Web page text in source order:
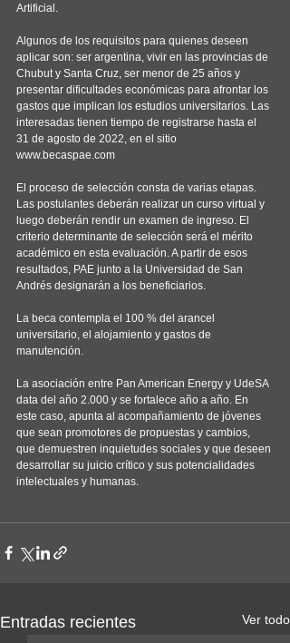
Artificial.
Algunos de los requisitos para quienes deseen
aplicar son: ser argentina, vivir en las provincias de
Chubut y Santa Cruz, ser menor de 25 años y
presentar dificultades económicas para afrontar los
gastos que implican los estudios universitarios. Las
interesadas tienen tiempo de registrarse hasta el
31 de agosto de 2022, en el sitio
www.becaspae.com
El proceso de selección consta de varias etapas.
Las postulantes deberán realizar un curso virtual y
luego deberán rendir un examen de ingreso. El
criterio determinante de selección será el mérito
académico en esta evaluación. A partir de esos
resultados, PAE junto a la Universidad de San
Andrés designarán a los beneficiarios.
La beca contempla el 100 % del arancel
universitario, el alojamiento y gastos de
manutención.
La asociación entre Pan American Energy y UdeSA
data del año 2.000 y se fortalece año a año. En
este caso, apunta al acompañamiento de jóvenes
que sean promotores de propuestas y cambios,
que demuestren inquietudes sociales y que deseen
desarrollar su juicio crítico y sus potencialidades
intelectuales y humanas.
Entradas recientes Ver todo